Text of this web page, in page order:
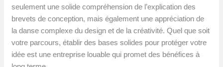
seulement une solide compréhension de l’explication des
brevets de conception, mais également une appréciation de
la danse complexe du design et de la créativité. Quel que soit
votre parcours, établir des bases solides pour protéger votre
idée est une entreprise louable qui promet des bénéfices à